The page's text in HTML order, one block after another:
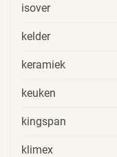
isover
kelder
keramiek
keuken
kingspan
klimex